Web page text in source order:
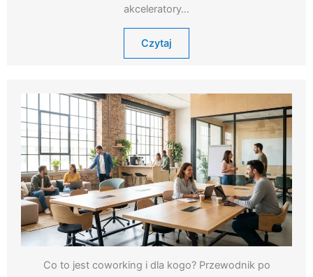
akceleratory…
Czytaj
Co to jest coworking i dla kogo? Przewodnik po